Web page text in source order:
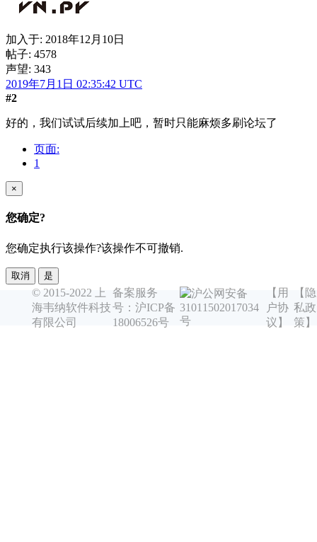
加入于: 2018年12月10日
帖子: 4578
声望: 343
2019年7月1日 02:35:42 UTC
#2
好的，我们试试后续加上吧，暂时只能麻烦多刷论坛了
页面:
1
×
您确定?
您确定执行该操作?该操作不可撤销.
取消 是
© 2015-2022 上
海韦纳软件科技
有限公司
备案服务
号：沪ICP备
18006526号
沪公网安备
31011502017034
号
【用
户协
议】
【隐
私政
策】